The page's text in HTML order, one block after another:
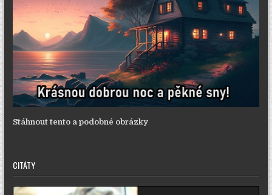
Stáhnout tento a podobné obrázky
CITÁTY